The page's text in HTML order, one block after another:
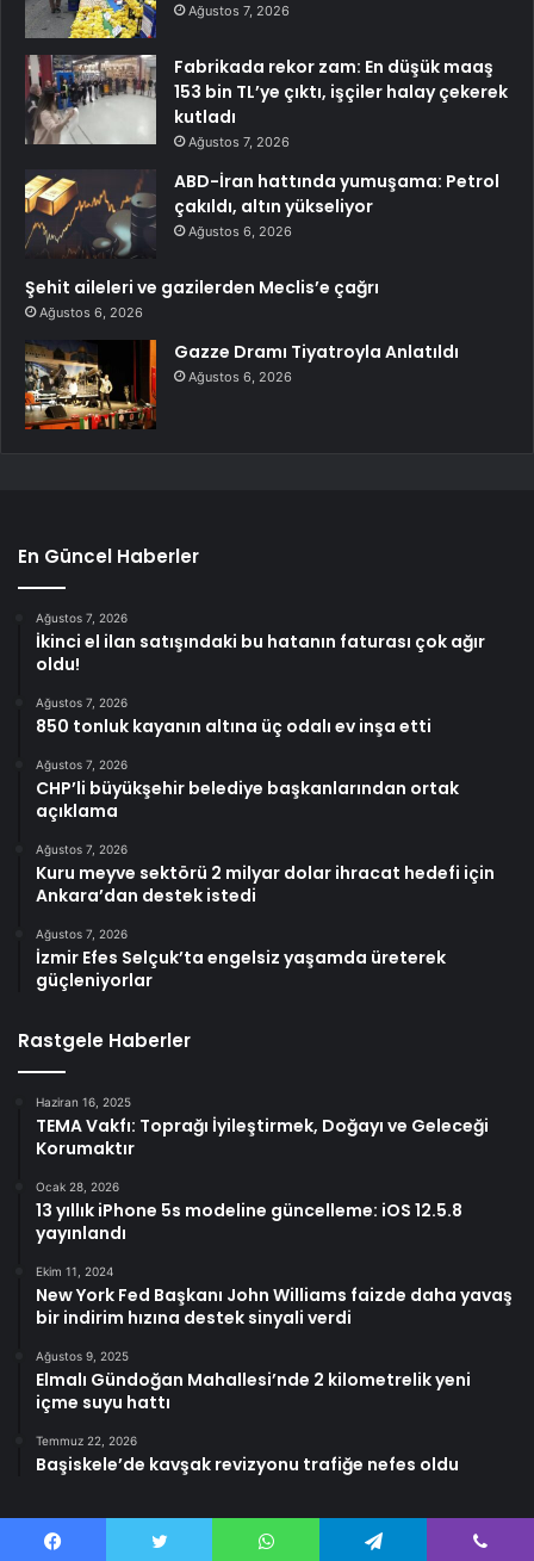
Ağustos 7, 2026
Fabrikada rekor zam: En düşük maaş
153 bin TL’ye çıktı, işçiler halay çekerek
kutladı
Ağustos 7, 2026
ABD-İran hattında yumuşama: Petrol
çakıldı, altın yükseliyor
Ağustos 6, 2026
Şehit aileleri ve gazilerden Meclis’e çağrı
Ağustos 6, 2026
Gazze Dramı Tiyatroyla Anlatıldı
Ağustos 6, 2026
En Güncel Haberler
Ağustos 7, 2026
İkinci el ilan satışındaki bu hatanın faturası çok ağır
oldu!
Ağustos 7, 2026
850 tonluk kayanın altına üç odalı ev inşa etti
Ağustos 7, 2026
CHP’li büyükşehir belediye başkanlarından ortak
açıklama
Ağustos 7, 2026
Kuru meyve sektörü 2 milyar dolar ihracat hedefi için
Ankara’dan destek istedi
Ağustos 7, 2026
İzmir Efes Selçuk’ta engelsiz yaşamda üreterek
güçleniyorlar
Rastgele Haberler
Haziran 16, 2025
TEMA Vakfı: Toprağı İyileştirmek, Doğayı ve Geleceği
Korumaktır
Ocak 28, 2026
13 yıllık iPhone 5s modeline güncelleme: iOS 12.5.8
yayınlandı
Ekim 11, 2024
New York Fed Başkanı John Williams faizde daha yavaş
bir indirim hızına destek sinyali verdi
Ağustos 9, 2025
Elmalı Gündoğan Mahallesi’nde 2 kilometrelik yeni
içme suyu hattı
Temmuz 22, 2026
Başiskele’de kavşak revizyonu trafiğe nefes oldu